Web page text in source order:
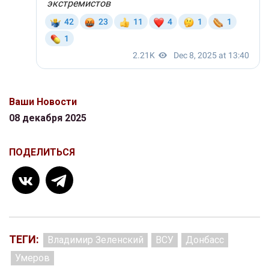
Ваши Новости
08 декабря 2025
ПОДЕЛИТЬСЯ
ТЕГИ: Владимир Зеленский ВСУ
Донбасс
Умеров